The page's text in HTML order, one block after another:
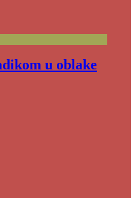
u oblake